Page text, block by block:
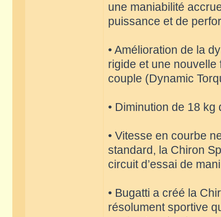
une maniabilité
puissance et de
• Amélioration de la
rigide et une
couple (Dynamic
• Diminution de 18
• Vitesse en courbe
standard, la Chiron
circuit d’essai de
• Bugatti a créé la
résolument sportive